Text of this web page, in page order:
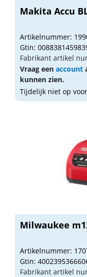
Makita Accu
Artikelnummer:
Gtin:
Fabrikant artikel
Vraag een account
kunnen zien.
Tijdelijk niet op
Milwaukee
Artikelnummer:
Gtin:
Fabrikant artikel